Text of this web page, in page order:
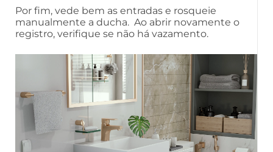
Por fim, vede bem as entradas e rosqueie
manualmente a ducha. Ao abrir novamente o
registro, verifique se não há vazamento.